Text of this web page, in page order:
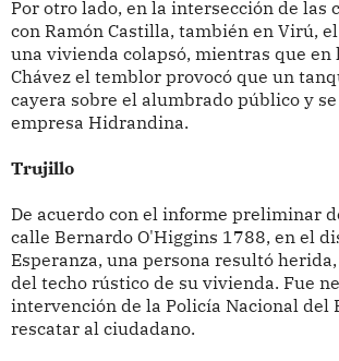
Por otro lado, en la intersección de las
con Ramón Castilla, también en Virú,
una vivienda colapsó, mientras que en
Chávez el temblor provocó que un
cayera sobre el alumbrado público y
empresa Hidrandina.
Trujillo
De acuerdo con el informe preliminar
calle Bernardo O'Higgins 1788, en el
Esperanza, una persona resultó
del techo rústico de su vivienda. Fue
intervención de la Policía Nacional del
rescatar al ciudadano.